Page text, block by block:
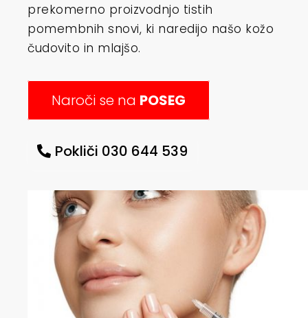
prekomerno proizvodnjo tistih
pomembnih snovi, ki naredijo našo kožo
čudovito in mlajšo.
Naroči se na POSEG
Pokliči 030 644 539